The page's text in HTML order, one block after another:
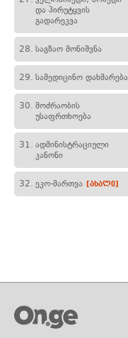
და პირუტყვის
გადარეკვა
28. საგზაო მონიშვნა
29. სამედიცინო დახმარება
30. მოძრაობის
უსაფრთხოება
31. ადმინისტრაციული
კანონი
32. ეკო-მართვა [ახალი]